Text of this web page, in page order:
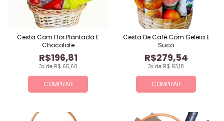
COMPRAR
3x de R$ 65,60
R$196,81
Cesta Com Flor Plantada E
Chocolate
COMPRAR
3x de R$ 93,18
R$279,54
Cesta De Café Com Geleia E
Suco